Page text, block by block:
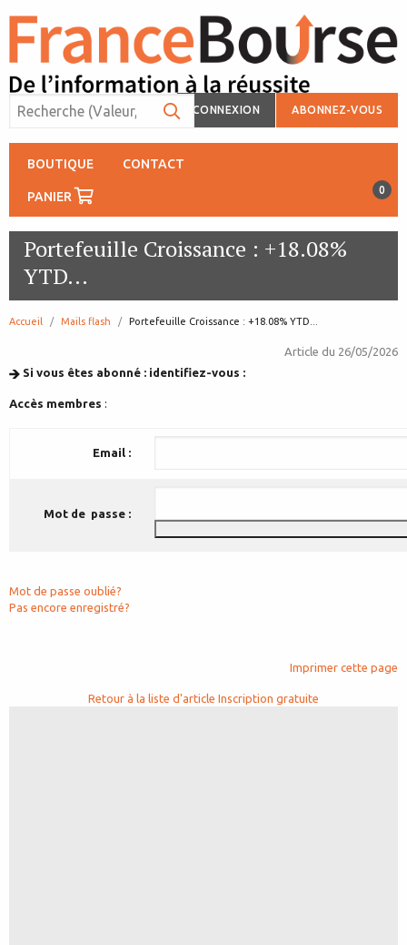
CONNEXION ABONNEZ-VOUS
BOUTIQUE CONTACT
PANIER 0
Portefeuille Croissance : +18.08%
YTD...
Accueil Mails flash page:
Portefeuille Croissance : +18.08% YTD...
Article du 26/05/2026
Si vous êtes abonné : identifiez-vous :
Accès membres :
Email :
Mot de passe :
Mot de passe oublié?
Pas encore enregistré?
Imprimer cette page
Retour à la liste d'article Inscription gratuite